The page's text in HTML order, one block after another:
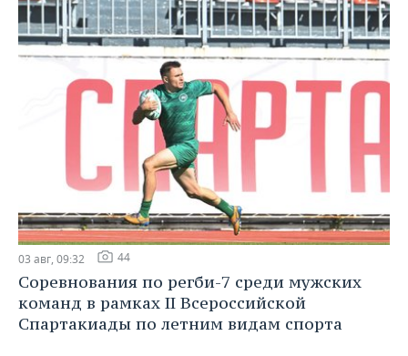
03 авг, 09:32 44
Соревнования по регби-7 среди мужских
команд в рамках II Всероссийской
Спартакиады по летним видам спорта